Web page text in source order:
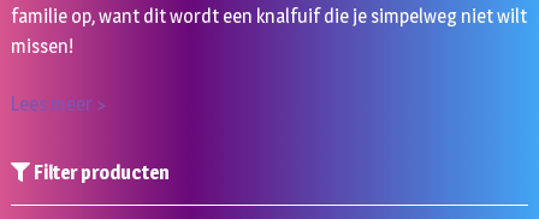
familie op, want dit wordt een knalfuif die je simpelweg niet wilt
missen!
Lees meer >
Filter producten